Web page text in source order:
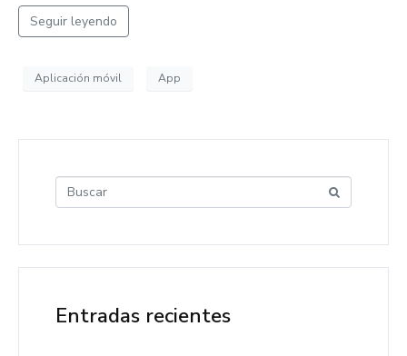
Seguir leyendo
Aplicación móvil App
Entradas recientes